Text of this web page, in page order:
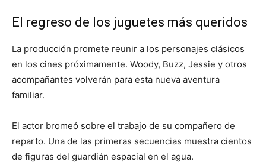
El regreso de los juguetes más queridos
La producción promete reunir a los personajes clásicos
en los cines próximamente. Woody, Buzz, Jessie y otros
acompañantes volverán para esta nueva aventura
familiar.
El actor bromeó sobre el trabajo de su compañero de
reparto. Una de las primeras secuencias muestra cientos
de figuras del guardián espacial en el agua.